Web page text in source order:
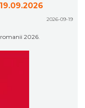
2026-09-19
2026.